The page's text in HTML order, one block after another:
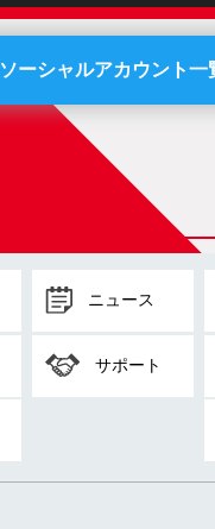
ソーシャルアカウント一
ニュース
サポート